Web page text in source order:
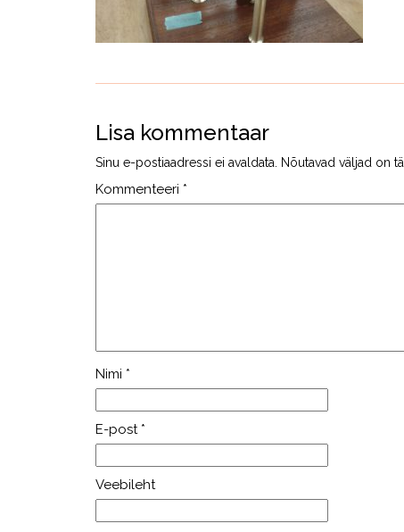
Lisa kommentaar
Sinu e-postiaadressi ei avaldata. Nõutavad väljad on
Kommenteeri *
Nimi *
E-post *
Veebileht